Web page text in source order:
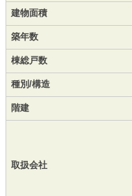
建物面積
築年数
棟総戸数
種別/構造
階建
取扱会社